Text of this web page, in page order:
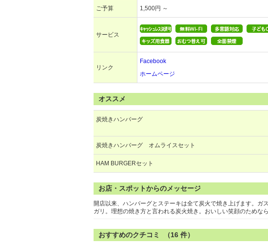
ご予算 1,500円 ～
サービス
リンク
Facebook
ホームページ
オススメ
炭焼きハンバーグ
炭焼きハンバーグ オムライスセット
HAM BURGERセット
お店・スポットからのメッセージ
開店以来、ハンバーグとステーキは全て炭火で焼き上げます。
ガリ。理想の焼き方と言われる炭火焼き。おいしい笑顔のためな
おすすめのクチコミ （16 件）